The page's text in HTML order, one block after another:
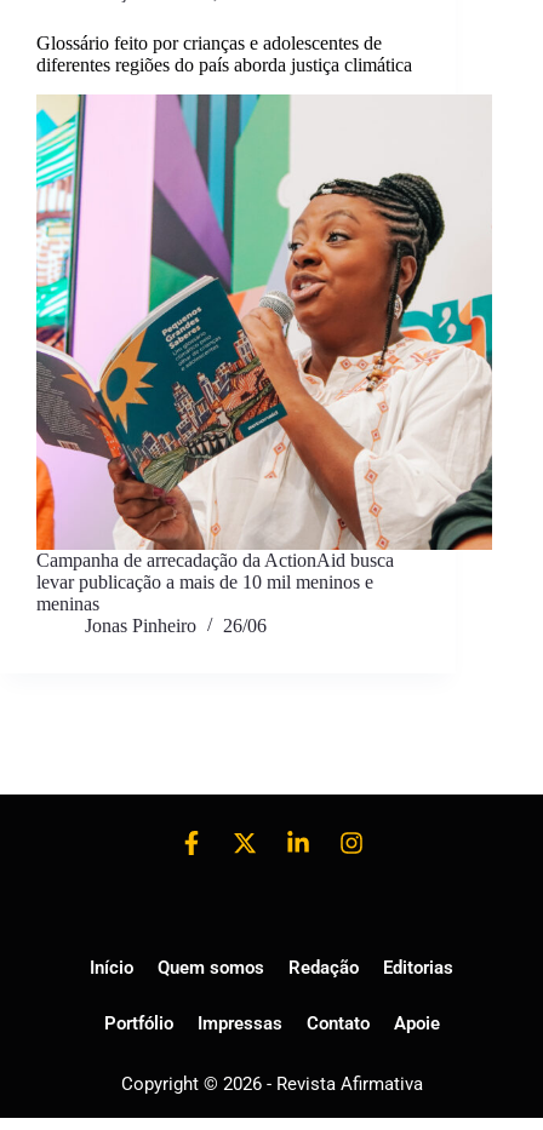
Glossário feito por crianças e adolescentes de
diferentes regiões do país aborda justiça climática
Campanha de arrecadação da ActionAid busca
levar publicação a mais de 10 mil meninos e
meninas
Jonas Pinheiro
26/06
Copyright © 2026 - Revista Afirmativa
Início Quem somos Redação Editorias
Portfólio Impressas Contato Apoie